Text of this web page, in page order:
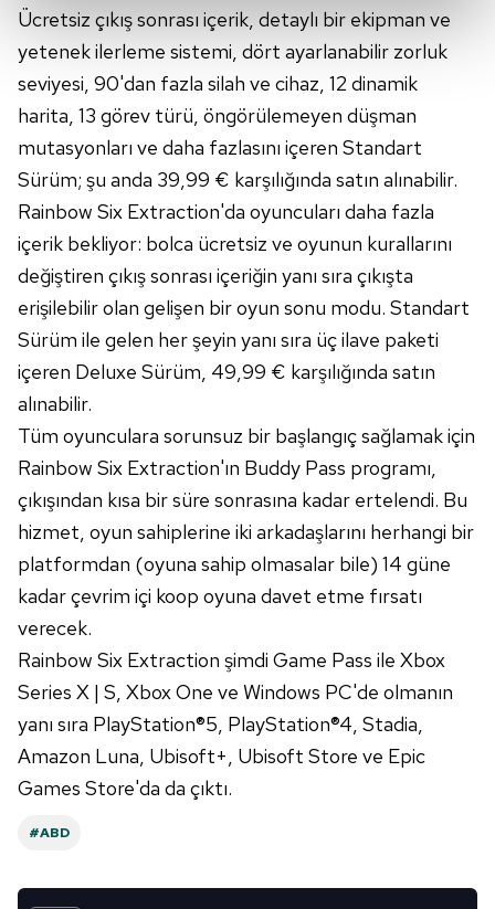
kalemimiz olduğunu sizlere hatırlatmak isteriz.
Her halükârda, kullanıcılar, bu çerezlere izin vermedikleri
takdirde, kullanıcılara hedefli reklamlar
gösterilmeyecektir."
Sizlere daha iyi bir hizmet sunabilmek için İnternet
Sitemizde kendimize ve üçüncü kişilere ait çerezler
kullanılmaktadır. Bu çerezler vasıtasıyla çeşitli kişisel
verileriniz işlenmekte olup gerekli olan çerezler bilgi
toplumu hizmetlerinin sunulması amacıyla
kullanılmaktadır. Diğer çerezler, sitemizin daha işlevsel
kılınması ve kişiselleştirilmesi ve sizlere yönelik
reklam/pazarlama faaliyetlerinin yapılması, amaçlarıyla
sınırlı olarak açık rızanız dahilinde kullanılacaktır.
Çerezlere ilişkin tercihlerinizi aşağıda yer alan panel
vasıtasıyla belirleyebilirsiniz. Çerezlere ilişkin detaylı bilgi
Çerez Bilgilendirme
Metnimiziziyaret edebilirsiniz.
6698 sayılı Kişisel Verilerin Korunması Kanunu uyarınca
hazırlanmış Aydınlatma Metnimizi okumak ve sitemizde
almak için lütfen
Ücretsiz çıkış sonrası içerik, detaylı bir ekipman ve
yetenek ilerleme sistemi, dört ayarlanabilir zorluk
seviyesi, 90'dan fazla silah ve cihaz, 12 dinamik
harita, 13 görev türü, öngörülemeyen düşman
mutasyonları ve daha fazlasını içeren Standart
Sürüm; şu anda 39,99 € karşılığında satın alınabilir.
Rainbow Six Extraction'da oyuncuları daha fazla
içerik bekliyor: bolca ücretsiz ve oyunun kurallarını
değiştiren çıkış sonrası içeriğin yanı sıra çıkışta
erişilebilir olan gelişen bir oyun sonu modu. Standart
Sürüm ile gelen her şeyin yanı sıra üç ilave paketi
içeren Deluxe Sürüm, 49,99 € karşılığında satın
alınabilir.
Tüm oyunculara sorunsuz bir başlangıç sağlamak için
Rainbow Six Extraction'ın Buddy Pass programı,
çıkışından kısa bir süre sonrasına kadar ertelendi. Bu
hizmet, oyun sahiplerine iki arkadaşlarını herhangi bir
platformdan (oyuna sahip olmasalar bile) 14 güne
kadar çevrim içi koop oyuna davet etme fırsatı
verecek.
Rainbow Six Extraction şimdi Game Pass ile Xbox
Series X | S, Xbox One ve Windows PC'de olmanın
yanı sıra PlayStation®5, PlayStation®4, Stadia,
Amazon Luna, Ubisoft+, Ubisoft Store ve Epic
Games Store'da da çıktı.
#ABD